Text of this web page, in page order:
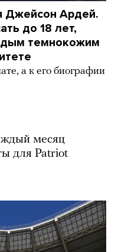
Джейсон Ардей.
до 18 лет,
темнокожим
а к его биографии
месяц
для Patriot